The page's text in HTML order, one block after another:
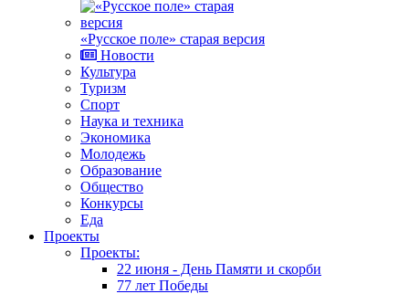
«Русское поле» старая версия
Новости
Культура
Туризм
Спорт
Наука и техника
Экономика
Молодежь
Образование
Общество
Конкурсы
Еда
Проекты
Проекты:
22 июня - День Памяти и скорби
77 лет Победы